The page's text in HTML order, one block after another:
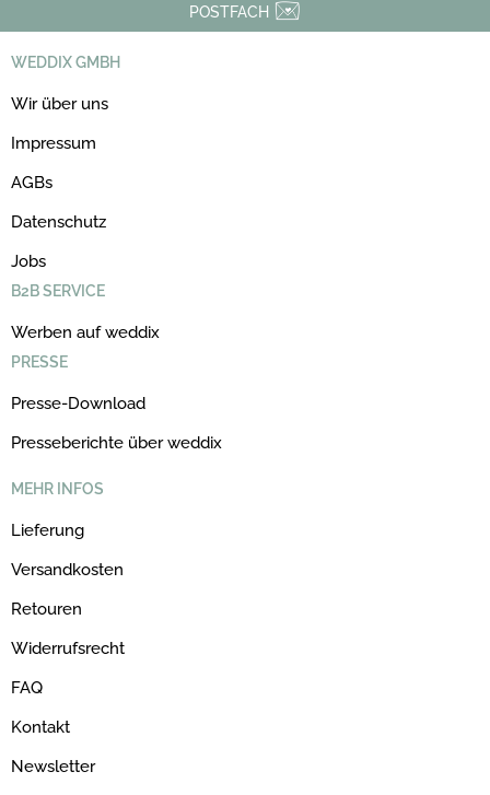
POSTFACH
WEDDIX GMBH
Wir über uns
Impressum
AGBs
Datenschutz
Jobs
B2B SERVICE
Werben auf weddix
PRESSE
Presse-Download
Presseberichte über weddix
MEHR INFOS
Lieferung
Versandkosten
Retouren
Widerrufsrecht
FAQ
Kontakt
Newsletter